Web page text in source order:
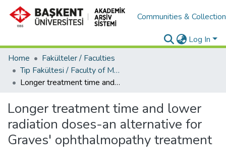
Communities &
Log In
Home
Fakülteler / Faculties
Tıp Fakültesi / Faculty of Medicine
Longer treatment time and lower radiation doses-an alternative for Graves' ophthalmopathy treatment
Longer treatment time and lower
radiation doses-an alternative for
Graves' ophthalmopathy treatment